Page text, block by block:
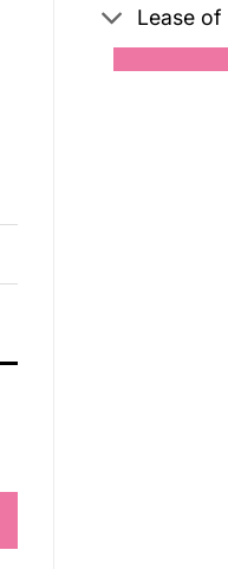
Lease of